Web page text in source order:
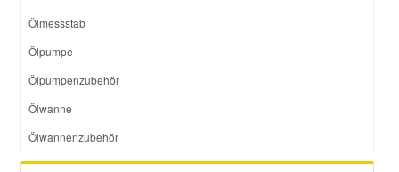
Ölmessstab
Ölpumpe
Ölpumpenzubehör
Ölwanne
Ölwannenzubehör